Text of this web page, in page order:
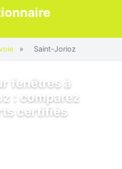
» Saint-Jorioz
fenêtres à
: comparez
certifiés